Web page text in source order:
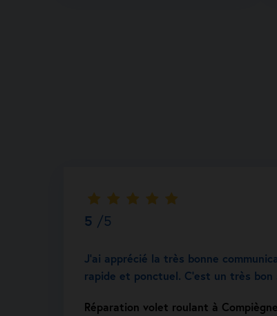
5 /5
J’ai apprécié la très bonne
rapide et ponctuel. C’est un très bon
Réparation volet roulant à Compiègne